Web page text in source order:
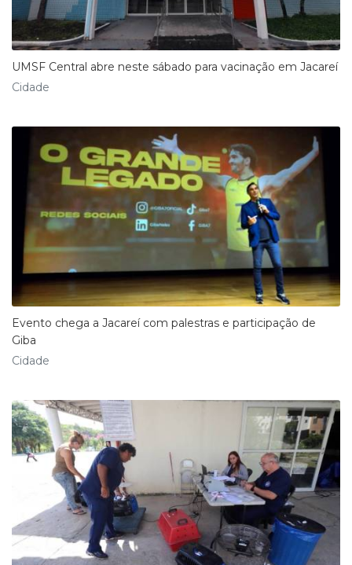
UMSF Central abre neste sábado para vacinação em Jacareí
Cidade
Evento chega a Jacareí com palestras e participação de
Giba
Cidade